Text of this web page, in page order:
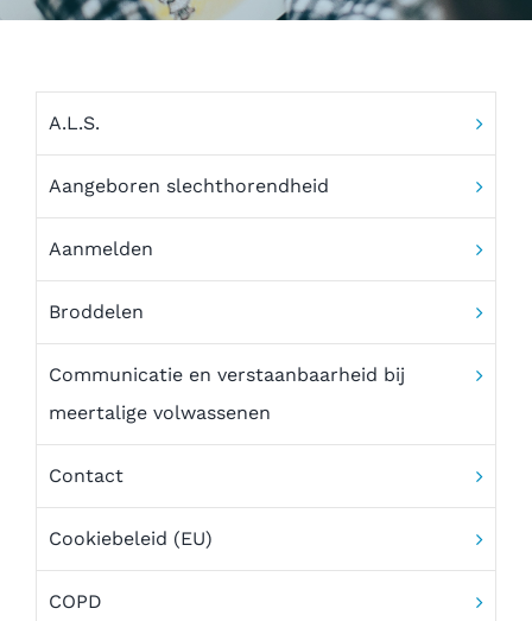
Ons team
Aanmelden
A.L.S.
Aangeboren slechthorendheid
Aanmelden
Broddelen
Communicatie en verstaanbaarheid bij
meertalige volwassenen
Contact
Cookiebeleid (EU)
COPD